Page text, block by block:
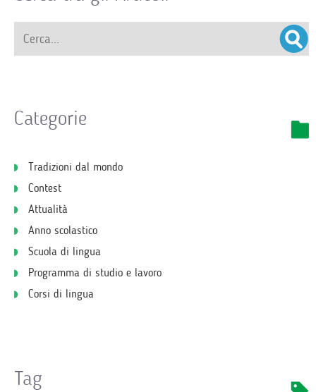
Categorie
Tradizioni dal mondo
Contest
Attualità
Anno scolastico
Scuola di lingua
Programma di studio e lavoro
Corsi di lingua
Tag